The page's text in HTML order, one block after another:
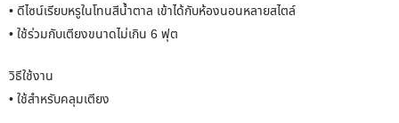
• ดีไซน์เรียบหรูในโทนสีน้ำตาล เข้าได้กับห้องนอนหลายสไตล์
• ใช้ร่วมกับเตียงขนาดไม่เกิน 6 ฟุต
วิธีใช้งาน
• ใช้สำหรับคลุมเตียง